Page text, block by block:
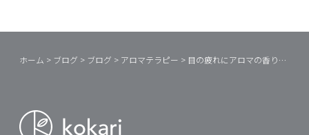
ホーム > ブログ > ブログ > アロマテラピー > 目の疲れにアロマの香りをプラスするといいこと